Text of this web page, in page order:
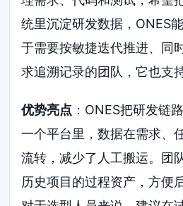
统里沉淀研发数据，ONES
于需要按敏捷迭代推进、同
求追溯记录的团队，它也支
优势亮点 ：ONES把研发链
一个平台里，数据在需求、
流转，减少了人工搬运。团
历史项目的过程资产，方便